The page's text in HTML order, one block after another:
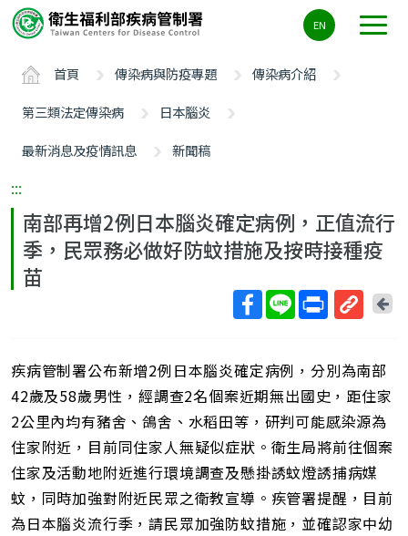
要
ALT+C
EN
首頁 傳染病與防疫專題
傳染病介紹
第三類法定傳染病
日本腦炎
最新消息及疫情訊息
新聞稿
:::
南部再增2例日本腦炎確定病例，正值流行
季，民眾務必做好防蚊措施及按時接種疫
苗
短
網
址
回
疾病管制署公布新增2例日本腦炎確定病例，分別為南部
42歲及58歲男性，經調查2名個案近期無出國史，距住家
2公里內均有豬舍、鴿舍、水稻田等，研判可能感染源為
住家附近，目前同住家人無疑似症狀。衛生局將前往個案
住家及活動地附近進行環境調查及懸掛誘蚊燈誘捕病媒
蚊，同時加強對附近民眾之衛教宣導。疾管署提醒，目前
為日本腦炎流行季，請民眾加強防蚊措施，並確認家中幼